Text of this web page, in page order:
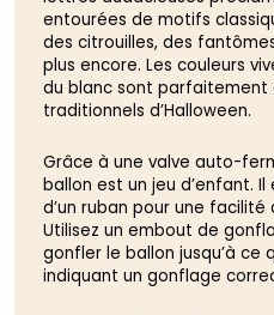
entourées de motifs
des citrouilles, des
plus encore. Les couleurs
du blanc sont parfaitement
traditionnels d’Halloween.
Grâce à une valve auto-
ballon est un jeu d’enfant.
d’un ruban pour une
Utilisez un embout de
gonfler le ballon jusqu’à ce
indiquant un gonflage